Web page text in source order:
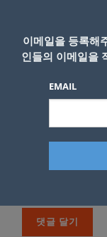
이메일을 등록해
인들의 이메일을
EMAIL